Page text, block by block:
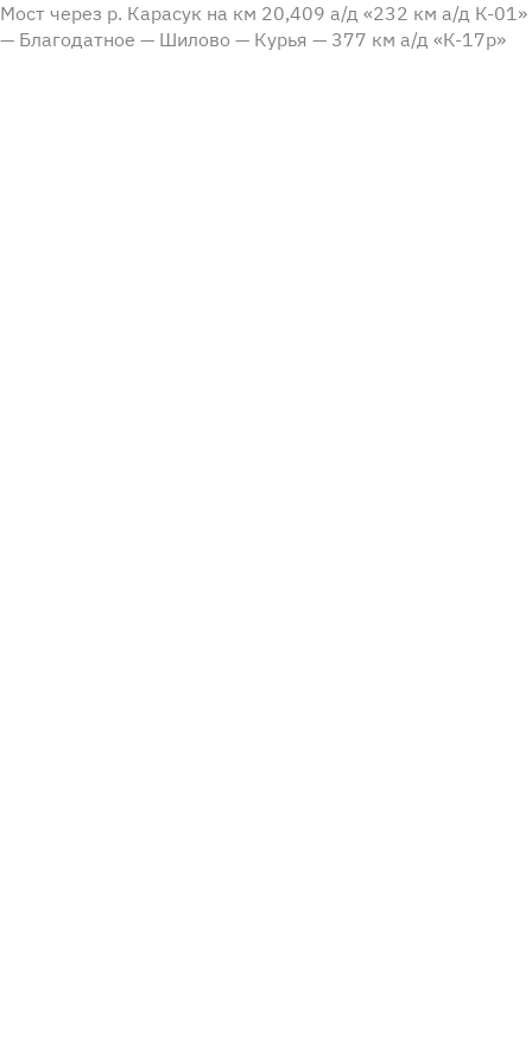
Мост через р. Карасук на км 20,409 а/д «232 км а/д К-01»
— Благодатное — Шилово — Курья — 377 км а/д «К-17р»